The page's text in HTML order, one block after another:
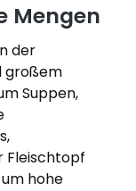
Mengen
der
großem
Suppen,
Fleischtopf
hohe